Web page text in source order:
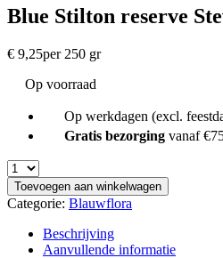
Blue Stilton reserve
€ 9,25per 250 gr
Op voorraad
Op werkdagen (excl.
Gratis bezorging vanaf
Toevoegen aan winkelwagen
Categorie: Blauwflora
Beschrijving
Aanvullende informatie